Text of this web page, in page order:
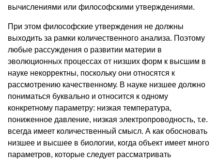
вычислениями или философскими утверждениями.
При этом философские утверждения не должны
выходить за рамки количественного анализа. Поэтому
любые рассуждения о развитии материи в
эволюционных процессах от низших форм к высшим в
науке некорректны, поскольку они относятся к
рассмотрению качественному. В науке низшее должно
пониматься буквально и относится к одному
конкретному параметру: низкая температура,
пониженное давление, низкая электропроводность, т.е.
всегда имеет количественный смысл. А как обосновать
низшее и высшее в биологии, когда объект имеет много
параметров, которые следует рассматривать